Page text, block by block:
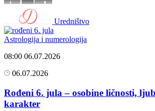
Uredništvo
Astrologija i numerologija
08:00 06.07.2026
06.07.2026
Rođeni 6. jula – osobine ličnosti,
karakter